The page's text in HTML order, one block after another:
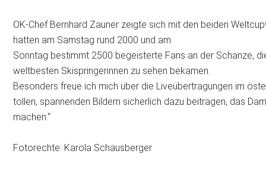
OK-Chef Bernhard Zauner zeigte sich mit den beiden
hatten am Samstag rund 2000 und am
Sonntag bestimmt 2500 begeisterte Fans an der Schanze,
weltbesten Skispringerinnen zu sehen bekamen.
Besonders freue ich mich über die Liveübertragungen im
tollen, spannenden Bildern sicherlich dazu beitragen, das
machen.“
Fotorechte: Karola Schausberger